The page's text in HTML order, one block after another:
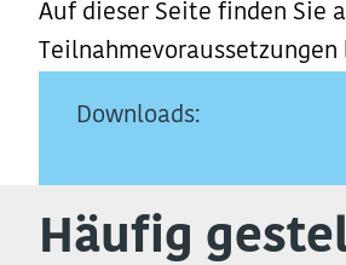
Auf dieser Seite finden Sie
Downloads:
Häufig